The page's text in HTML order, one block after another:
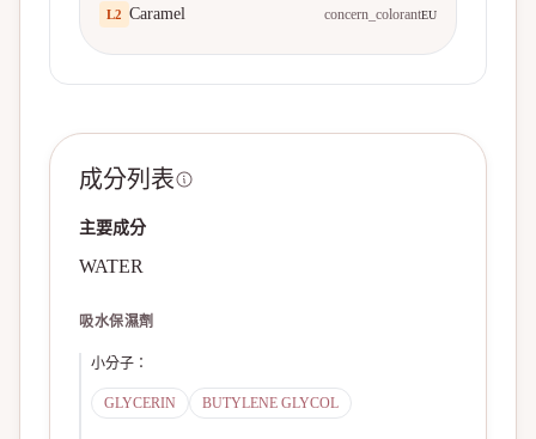
L2 Caramel concern_colorantEU
成分列表
主要成分
WATER
吸水保濕劑
小分子 ：
GLYCERIN BUTYLENE GLYCOL